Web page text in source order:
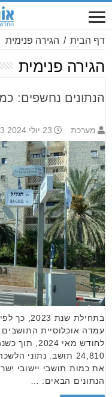
דף הבית / הגירה פנימית
הגירה פנימית
הנתונים נחשפים:
מערכת 23 יולי 2024 13:33
בתחילת
לחודש מאי
24,810 תושב. נתוני
הנתונים הבאים: …